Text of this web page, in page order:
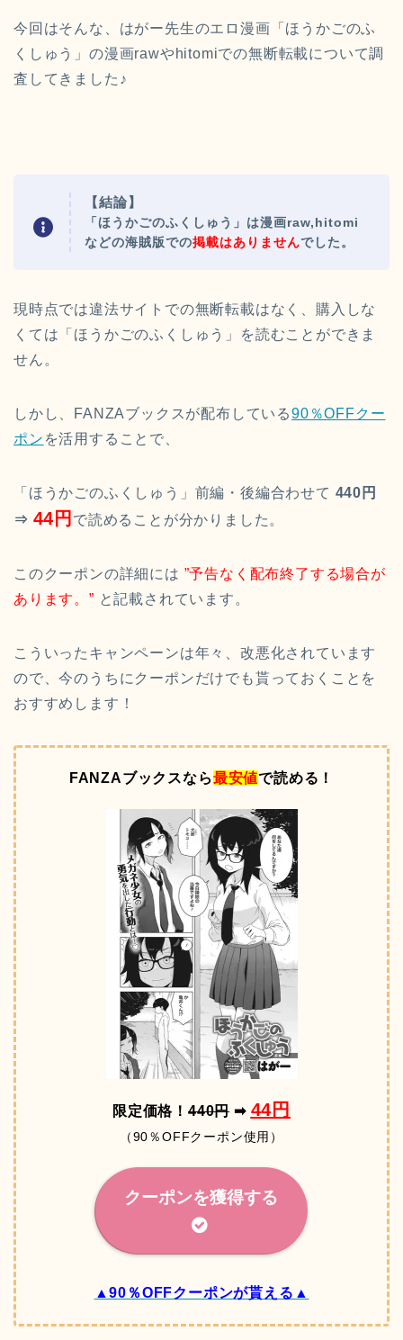
今回はそんな、はがー先生のエロ漫画 「ほうかごのふ
くしゅう」の漫画rawやhitomiでの無断転載について調
査してきました♪
【結論】
「ほうかごのふくしゅう」は漫画raw,hitomi
などの海賊版での掲載はありませんでした。
現時点では違法サイトでの無断転載はなく、購入しな
くては「ほうかごのふくしゅう」を読むことができま
せん。
しかし、FANZAブックスが配布している90％OFFクー
ポン を活用することで、
「ほうかごのふくしゅう」前編・後編合わせて 440円
⇒ 44円 で読めることが分かりました。
このクーポンの詳細には ”予告なく配布終了する場合が
あります。” と記載されています。
こういったキャンペーンは年々、改悪化されています
ので、今のうちにクーポンだけでも貰っておくことを
おすすめします！
FANZAブックスなら最安値で読める！
限定価格！ 440円➡ 44円
（90％OFFクーポン使用）
クーポンを獲得する
▲90％OFFクーポンが貰える▲